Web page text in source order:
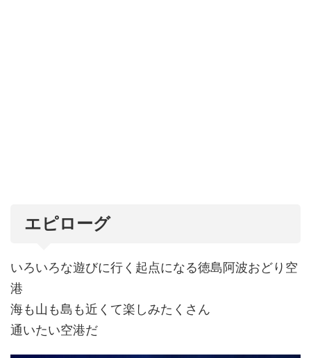
エピローグ
いろいろな遊びに行く起点になる徳島阿波おどり空
港
海も山も島も近くて楽しみたくさん
通いたい空港だ